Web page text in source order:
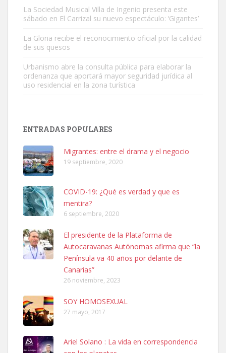
Este gato macho ha aparecido en la calle hace menos de un mes,
es muy manso y extremadamente cari...
Leales.org » Gran Canaria
SHIBA PERDIDO AVDA JOSE MESA Y LOPEZ
PERRO MACHO RAZA SHIBA CON MICROCHIP PERDIDO HOY
06/07/2025 ZONA MESA Y LOPEZ. ES MUY ASUSTADIZO
Leales.org » Gran Canaria
6.7.2025
Ninfa perdida
La Sociedad Musical Villa de Ingenio presenta este
sábado en El Carrizal su nuevo espectáculo: ‘Gigantes’
La Gloria recibe el reconocimiento oficial por la calidad
de sus quesos
Urbanismo abre la consulta pública para elaborar la
ordenanza que aportará mayor seguridad jurídica al
uso residencial en la zona turística
ENTRADAS POPULARES
Migrantes: entre el drama y el negocio
19 septiembre, 2020
COVID-19: ¿Qué es verdad y que es
mentira?
6 septiembre, 2020
El presidente de la Plataforma de
Autocaravanas Autónomas afirma que “la
Península va 40 años por delante de
Canarias”
26 noviembre, 2023
SOY HOMOSEXUAL
27 mayo, 2017
Ariel Solano : La vida en correspondencia